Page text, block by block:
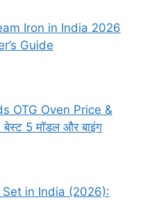
Iron in India 2026
Guide
OTG Oven Price &
5 मॉडल और बाइंग
in India (2026):